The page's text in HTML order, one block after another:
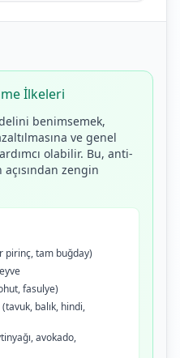
İlkeleri
benimsemek,
ve genel
olabilir. Bu, anti-
zengin
pirinç, tam buğday)
fasulye)
balık, hindi,
avokado,